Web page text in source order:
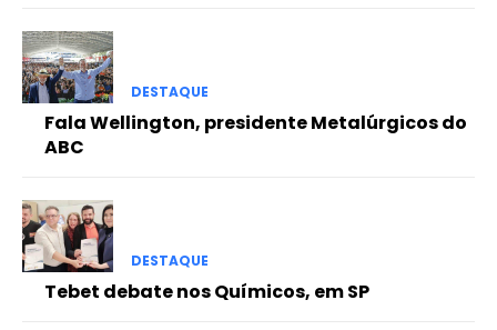
DESTAQUE
Fala Wellington, presidente Metalúrgicos do
ABC
DESTAQUE
Tebet debate nos Químicos, em SP